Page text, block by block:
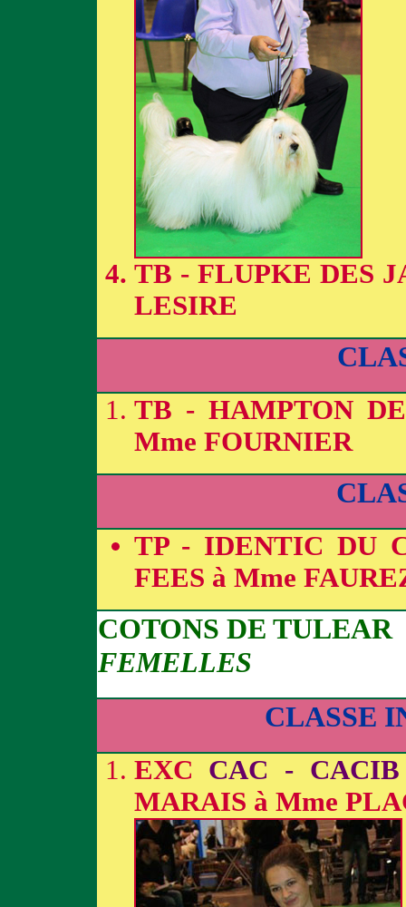
TB - FLUPKE DES
LESIRE
TB - HAMPTON
Mme FOURNIER
TP - IDENTIC DU
FEES à Mme
COTONS DE TULEAR
FEMELLES
CLASSE
EXC CAC -
MARAIS à Mme